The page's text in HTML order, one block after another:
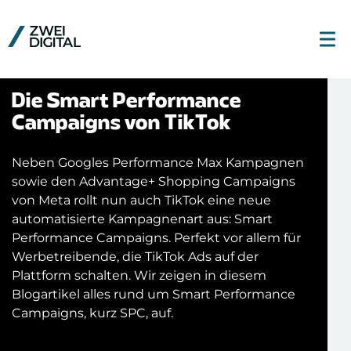
Die Smart Performance
Campaigns von TikTok
Neben Googles Performance Max Kampagnen
sowie den Advantage+ Shopping Campaigns
von Meta rollt nun auch TikTok eine neue
automatisierte Kampagnenart aus: Smart
Performance Campaigns. Perfekt vor allem für
Werbetreibende, die TikTok Ads auf der
Plattform schalten. Wir zeigen in diesem
Blogartikel alles rund um Smart Performance
Campaigns, kurz SPC, auf.